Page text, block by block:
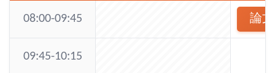
08:00-09:45 論
09:45-10:15